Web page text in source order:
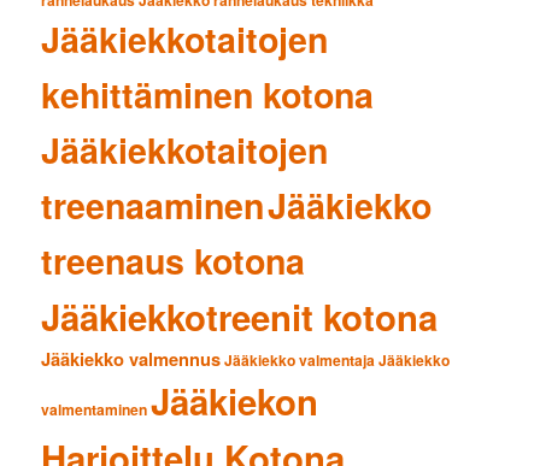
Jääkiekkotaitojen
kehittäminen kotona
Jääkiekkotaitojen
treenaaminenJääkiekko
treenaus kotona
Jääkiekkotreenit kotona
Jääkiekko valmennusJääkiekko valmentaja Jääkiekko
valmentaminenJääkiekon